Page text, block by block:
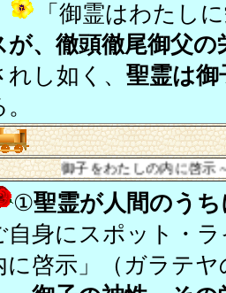
「御霊はわたし
が、徹頭徹尾御父
れし如く、 聖霊は御
わたしの内に啓示～
①聖霊が人間のう
自身にスポット・
に啓示」（ガラテ